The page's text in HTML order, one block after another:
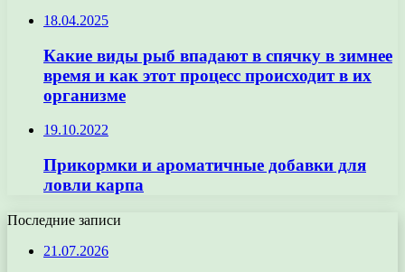
18.04.2025
Какие виды рыб впадают в спячку в зимнее
время и как этот процесс происходит в их
организме
19.10.2022
Прикормки и ароматичные добавки для
ловли карпа
Последние записи
21.07.2026